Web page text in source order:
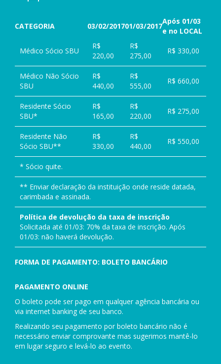
CATEGORIA 03/02/201701/03/2017
Após 01/03
e no LOCAL
Médico Sócio SBU
R$
220,00
R$
275,00
R$ 330,00
Médico Não Sócio
SBU
R$
440,00
R$
555,00
R$ 660,00
Residente Sócio
SBU*
R$
165,00
R$
220,00
R$ 275,00
Residente Não
Sócio SBU**
R$
330,00
R$
440,00
R$ 550,00
* Sócio quite.
** Enviar declaração da instituição onde reside datada,
carimbada e assinada.
Política de devolução da taxa de inscrição
Solicitada até 01/03: 70% da taxa de inscrição. Após
01/03: não haverá devolução.
FORMA DE PAGAMENTO: BOLETO BANCÁRIO
PAGAMENTO ONLINE
O boleto pode ser pago em qualquer agência bancária ou
via internet banking de seu banco.
Realizando seu pagamento por boleto bancário não é
necessário enviar comprovante mas sugerimos mantê-lo
em lugar seguro e levá-lo ao evento.